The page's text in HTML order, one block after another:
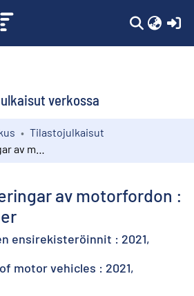
verkossa
Tilastojulkaisut
av motorfordon :
ensirekisteröinnit : 2021,
motor vehicles : 2021,